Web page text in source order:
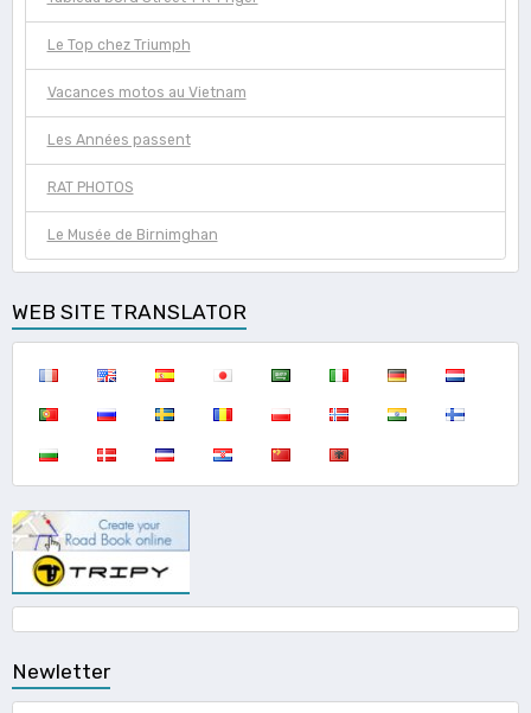
Le Top chez Triumph
Vacances motos au Vietnam
Les Années passent
RAT PHOTOS
Le Musée de Birnimghan
WEB SITE TRANSLATOR
Newletter